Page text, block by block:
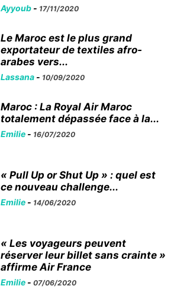
Ayyoub - 17/11/2020
Le Maroc est le plus grand
exportateur de textiles afro-
arabes vers...
Lassana - 10/09/2020
Maroc : La Royal Air Maroc
totalement dépassée face à la...
Emilie - 16/07/2020
« Pull Up or Shut Up » : quel est
ce nouveau challenge...
Emilie - 14/06/2020
« Les voyageurs peuvent
réserver leur billet sans crainte »
affirme Air France
Emilie - 07/06/2020